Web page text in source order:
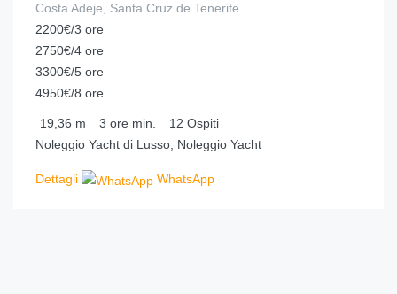
Costa Adeje, Santa Cruz de Tenerife
2200€/3 ore
2750€/4 ore
3300€/5 ore
4950€/8 ore
19,36 m 3 ore min. 12 Ospiti
Noleggio Yacht di Lusso, Noleggio Yacht
Dettagli WhatsApp